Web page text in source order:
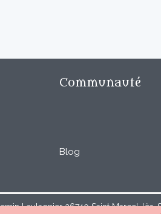
Communauté
Blog
Laulagnier 26740 Saint Marcel-lès-